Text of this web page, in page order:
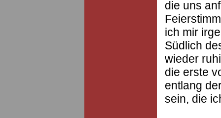
die uns
ich mir
Südlich
wieder
die erste
entlang
sein, die